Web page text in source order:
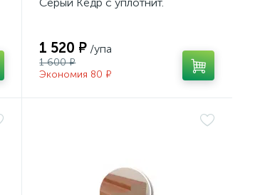
1 520 ₽ /упа
1 600 ₽
Экономия 80 ₽